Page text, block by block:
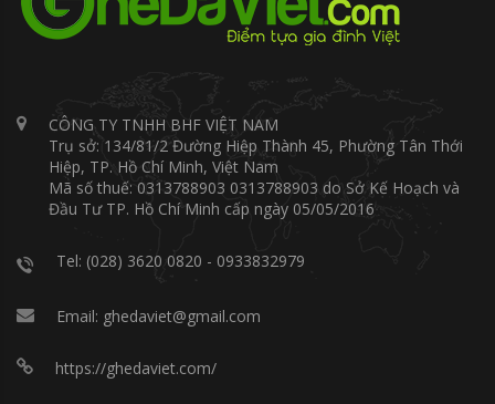
CÔNG TY TNHH BHF VIỆT NAM
Trụ sở: 134/81/2 Đường Hiệp Thành 45, Phường Tân Thới
Hiệp, TP. Hồ Chí Minh, Việt Nam
Mã số thuế: 0313788903 0313788903 do Sở Kế Hoạch và
Đầu Tư TP. Hồ Chí Minh cấp ngày 05/05/2016
Tel: (028) 3620 0820 - 0933832979
Email: ghedaviet@gmail.com
https://ghedaviet.com/